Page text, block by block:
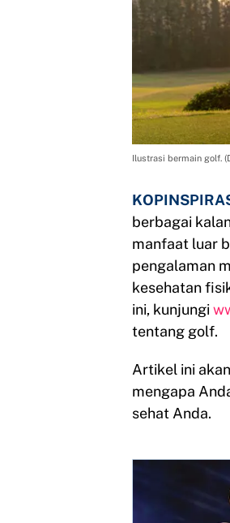
Ilustrasi bermain golf.
berbagai
manfaat luar
pengalaman
kesehatan
ini, kunjungi
tentang golf.
Artikel ini
mengapa
sehat Anda.